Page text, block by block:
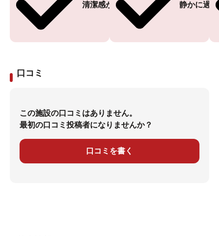
清潔感がある 静かに過
口コミ
この施設の口コミはありません。
最初の口コミ投稿者になりませんか？
口コミを書く